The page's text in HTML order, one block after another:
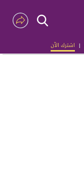
| اشترك الآن